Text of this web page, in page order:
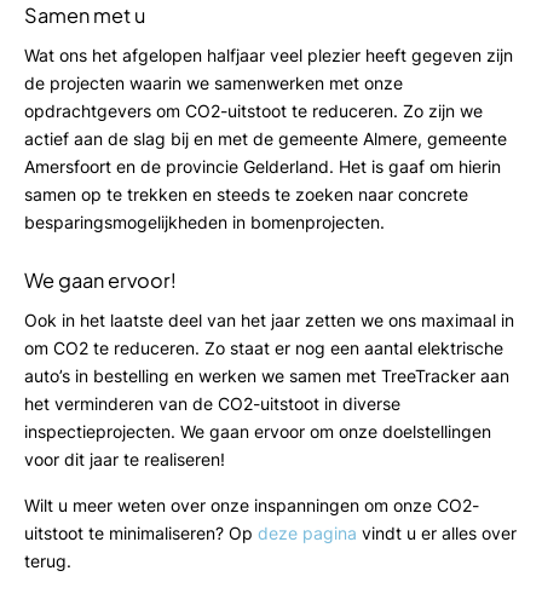
Samen met u
Wat ons het afgelopen halfjaar veel plezier heeft gegeven zijn
de projecten waarin we samenwerken met onze
opdrachtgevers om CO2-uitstoot te reduceren. Zo zijn we
actief aan de slag bij en met de gemeente Almere, gemeente
Amersfoort en de provincie Gelderland. Het is gaaf om hierin
samen op te trekken en steeds te zoeken naar concrete
besparingsmogelijkheden in bomenprojecten.
We gaan ervoor!
Ook in het laatste deel van het jaar zetten we ons maximaal in
om CO2 te reduceren. Zo staat er nog een aantal elektrische
auto’s in bestelling en werken we samen met TreeTracker aan
het verminderen van de CO2-uitstoot in diverse
inspectieprojecten. We gaan ervoor om onze doelstellingen
voor dit jaar te realiseren!
Wilt u meer weten over onze inspanningen om onze CO2-
uitstoot te minimaliseren? Op deze pagina vindt u er alles over
terug.